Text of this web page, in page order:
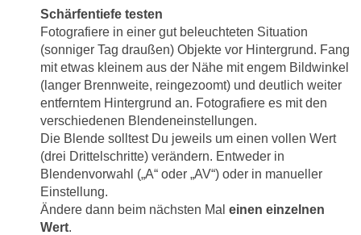
Schärfentiefe testen
Fotografiere in einer gut beleuchteten Situation
(sonniger Tag draußen) Objekte vor Hintergrund. Fang
mit etwas kleinem aus der Nähe mit engem Bildwinkel
(langer Brennweite, reingezoomt) und deutlich weiter
entferntem Hintergrund an. Fotografiere es mit den
verschiedenen Blendeneinstellungen.
Die Blende solltest Du jeweils um einen vollen Wert
(drei Drittelschritte) verändern. Entweder in
Blendenvorwahl („A“ oder „AV“) oder in manueller
Einstellung.
Ändere dann beim nächsten Mal einen einzelnen
Wert.